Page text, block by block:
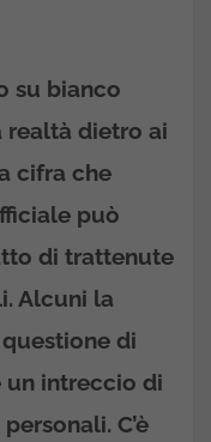
su bianco
realtà dietro ai
cifra che
può
di trattenute
Alcuni la
di
un intreccio di
C’è